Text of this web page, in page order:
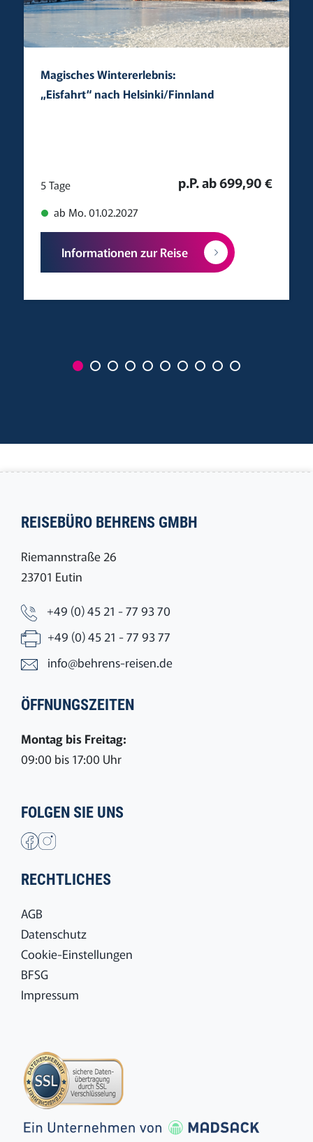
Magisches Wintererlebnis:
„Eisfahrt“ nach Helsinki/Finnland
5 Tage
ab Mo. 01.02.2027
p.P. ab 699,90 €
Informationen zur Reise
REISEBÜRO BEHRENS GMBH
Riemannstraße 26
23701 Eutin
+49 (0) 45 21 - 77 93 70
+49 (0) 45 21 - 77 93 77
info@behrens-reisen.de
ÖFFNUNGSZEITEN
Montag bis Freitag:
09:00 bis 17:00 Uhr
FOLGEN SIE UNS
RECHTLICHES
AGB
Datenschutz
Cookie-Einstellungen
BFSG
Impressum